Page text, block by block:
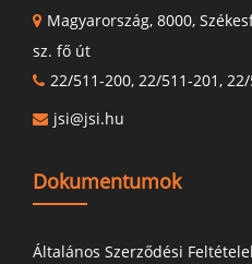
Magyarország, 8000,
sz. fő út
22/511-200, 22/511-201,
jsi@jsi.hu
Dokumentumok
Általános Szerződési